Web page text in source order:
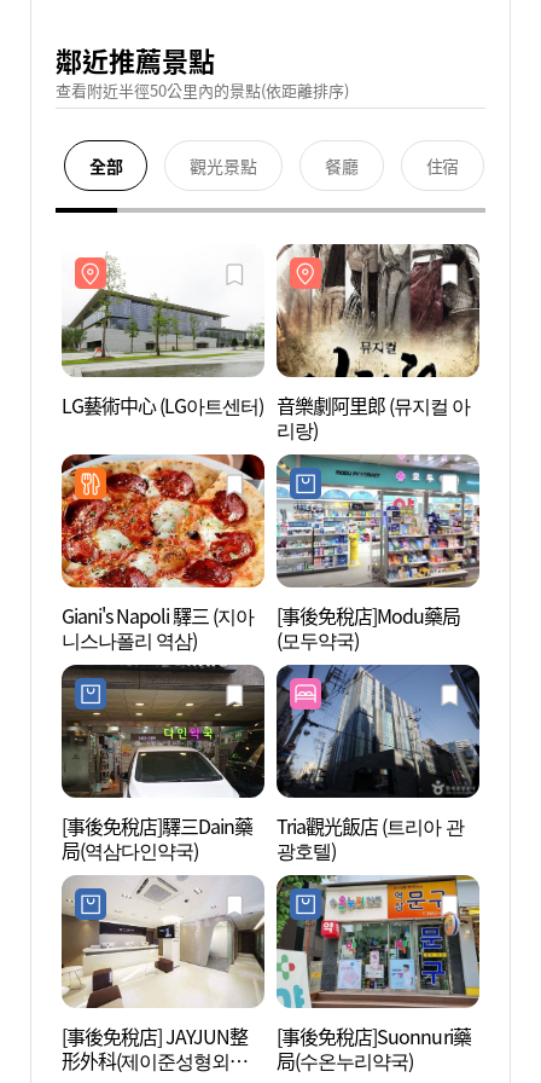
鄰近推薦景點
查看附近半徑50公里內的景點(依距離排序)
全部 觀光景點 餐廳 住宿
LG藝術中心 (LG아트센터) 音樂劇阿里郎 (뮤지컬 아
리랑)
Giani's Napoli 驛三 (지아
니스나폴리 역삼)
[事後免稅店]Modu藥局
(모두약국)
[事後免稅店]驛三Dain藥
局(역삼다인약국)
Tria觀光飯店 (트리아 관
광호텔)
[事後免稅店] JAYJUN整
形外科(제이준성형외과
[事後免稅店]Suonnuri藥
局(수온누리약국)